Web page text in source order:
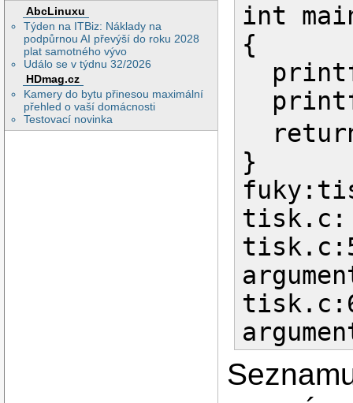
AbcLinuxu
Týden na ITBiz: Náklady na
podpůrnou AI převýší do roku 2028
plat samotného vývo
Událo se v týdnu 32/2026
HDmag.cz
Kamery do bytu přinesou maximální
přehled o vaší domácnosti
Testovací novinka
int
{
printf
}
tisk.c: